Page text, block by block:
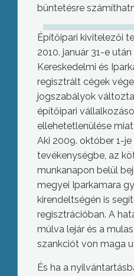
büntetésre
Építőipari kivitelezői
2010. január 31-e
Kereskedelmi és
regisztrált cégek
jogszabályok
építőipari
ellehetetlenülése
Aki 2009. október 1-
tevékenységbe, az
munkanapon belül
megyei Iparkamara
kirendeltségén is
regisztrációban. A
múlva lejár és a
szankciót von maga
És ha a